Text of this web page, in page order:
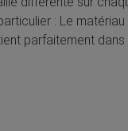
: Le
parfaitement